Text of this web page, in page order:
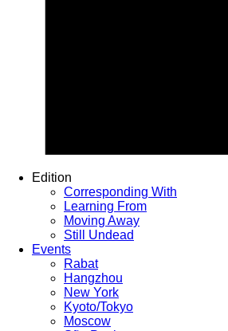
Edition
Corresponding With
Learning From
Moving Away
Still Undead
Events
Rabat
Hangzhou
New York
Kyoto/Tokyo
Moscow